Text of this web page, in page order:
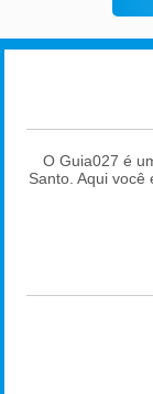
O Guia027 é
Santo. Aqui você